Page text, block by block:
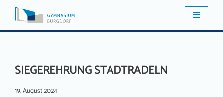
Zum
SIEGEREHRUNG STADTRADELN
19. August 2024